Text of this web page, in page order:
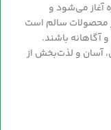
آغاز می‌شود و
محصولات سالم است
آگاهانه باشند.
آسان و لذت‌بخش از